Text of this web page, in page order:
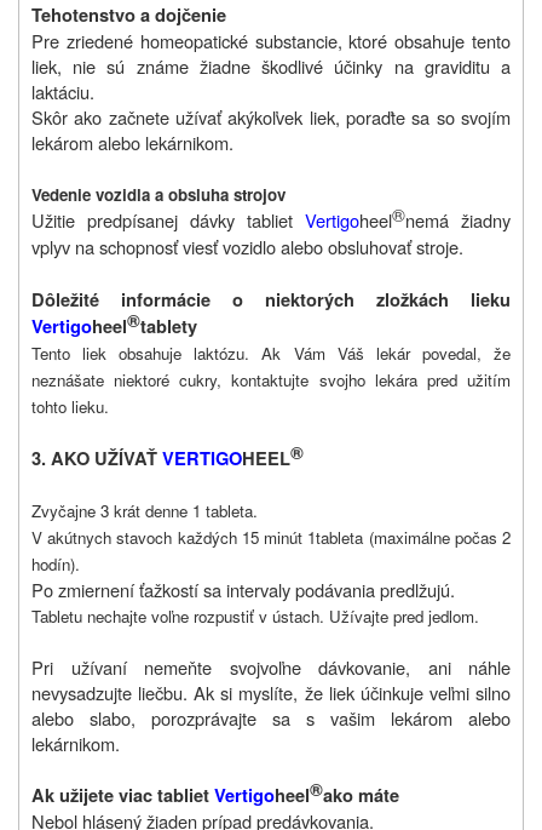
Tehotenstvo a dojčenie
Pre zriedené homeopatické substancie, ktoré obsahuje tento
liek, nie sú známe žiadne škodlivé účinky na graviditu a
laktáciu.
Skôr ako začnete užívať akýkoľvek liek, poraďte sa so svojím
lekárom alebo lekárnikom.
Vedenie vozidla a obsluha strojov
Užitie predpísanej dávky tabliet Vertigoheel®nemá žiadny
vplyv na schopnosť viesť vozidlo alebo obsluhovať stroje.
Dôležité informácie o niektorých zložkách lieku
Vertigoheel®tablety
Tento liek obsahuje laktózu. Ak Vám Váš lekár povedal, že
neznášate niektoré cukry, kontaktujte svojho lekára pred užitím
tohto lieku.
3. AKO UŽÍVAŤVERTIGOHEEL®
Zvyčajne 3 krát denne 1 tableta.
V akútnych stavoch každých 15 minút 1tableta (maximálne počas 2
hodín).
Po zmiernení ťažkostí sa intervaly podávania predlžujú.
Tabletu nechajte voľne rozpustiť v ústach. Užívajte pred jedlom.
Pri užívaní nemeňte svojvoľne dávkovanie, ani náhle
nevysadzujte liečbu. Ak si myslíte, že liek účinkuje veľmi silno
alebo slabo, porozprávajte sa s vašim lekárom alebo
lekárnikom.
Ak užijete viac tablietVertigoheel®ako máte
Nebol hlásený žiaden prípad predávkovania.